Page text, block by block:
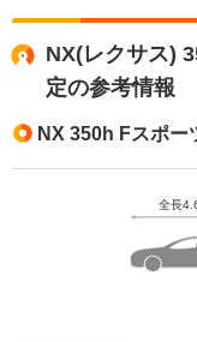
NX(レクサス)
定の参考情報
NX 350h Fスポー
全長